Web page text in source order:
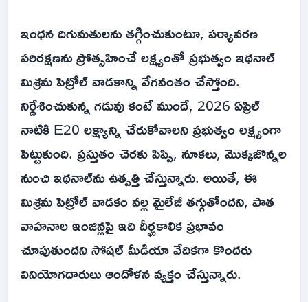
ఇంధన దిగుమతులను తగ్గించుకుంటూ, పర్యావరణ
పరిరక్షణను ప్రోత్సహించే లక్ష్యంతో ప్రభుత్వం ఇథనాల్
మిశ్రమ పెట్రోల్ వాడకాన్ని వేగవంతం చేస్తోంది.
నిర్దేశించుకున్న గడువు కంటే ముందే, 2026 ఏప్రిల్
నాటికి E20 లక్ష్యాన్ని చేరుకోవాలని ప్రభుత్వం లక్ష్యంగా
పెట్టుకుంది. ప్రస్తుతం చెరకు పిప్పి, నూకలు, మొక్కజొన్నల
నుంచి ఇథనాల్‌ను ఉత్పత్తి చేస్తున్నారు. అయితే, ఈ
మిశ్రమ పెట్రోల్ వాడకం వల్ల మైలేజీ తగ్గుతోందని, పాత
వాహనాల ఇంజిన్లపై ఇది దీర్ఘకాలిక ప్రభావం
చూపుతుందని సోషల్ మీడియా వేదికగా కొందరు
వినియోగదారులు ఆందోళన వ్యక్తం చేస్తున్నారు.